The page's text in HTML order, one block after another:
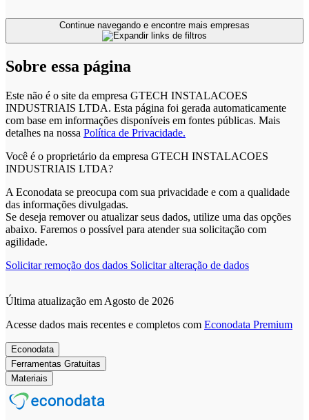
Sobre essa página
Este não é o site da empresa GTECH INSTALACOES
INDUSTRIAIS LTDA. Esta página foi gerada automaticamente
com base em informações disponíveis em fontes públicas. Mais
detalhes na nossa Política de Privacidade.
Você é o proprietário da empresa GTECH INSTALACOES
INDUSTRIAIS LTDA?
A Econodata se preocupa com sua privacidade e com a qualidade
das informações divulgadas.
Se deseja remover ou atualizar seus dados, utilize uma das opções
abaixo. Faremos o possível para atender sua solicitação com
agilidade.
Solicitar remoção dos dados Solicitar alteração de dados
Última atualização em Agosto de 2026
Acesse dados mais recentes e completos com Econodata Premium
Econodata
Ferramentas Gratuitas
Materiais